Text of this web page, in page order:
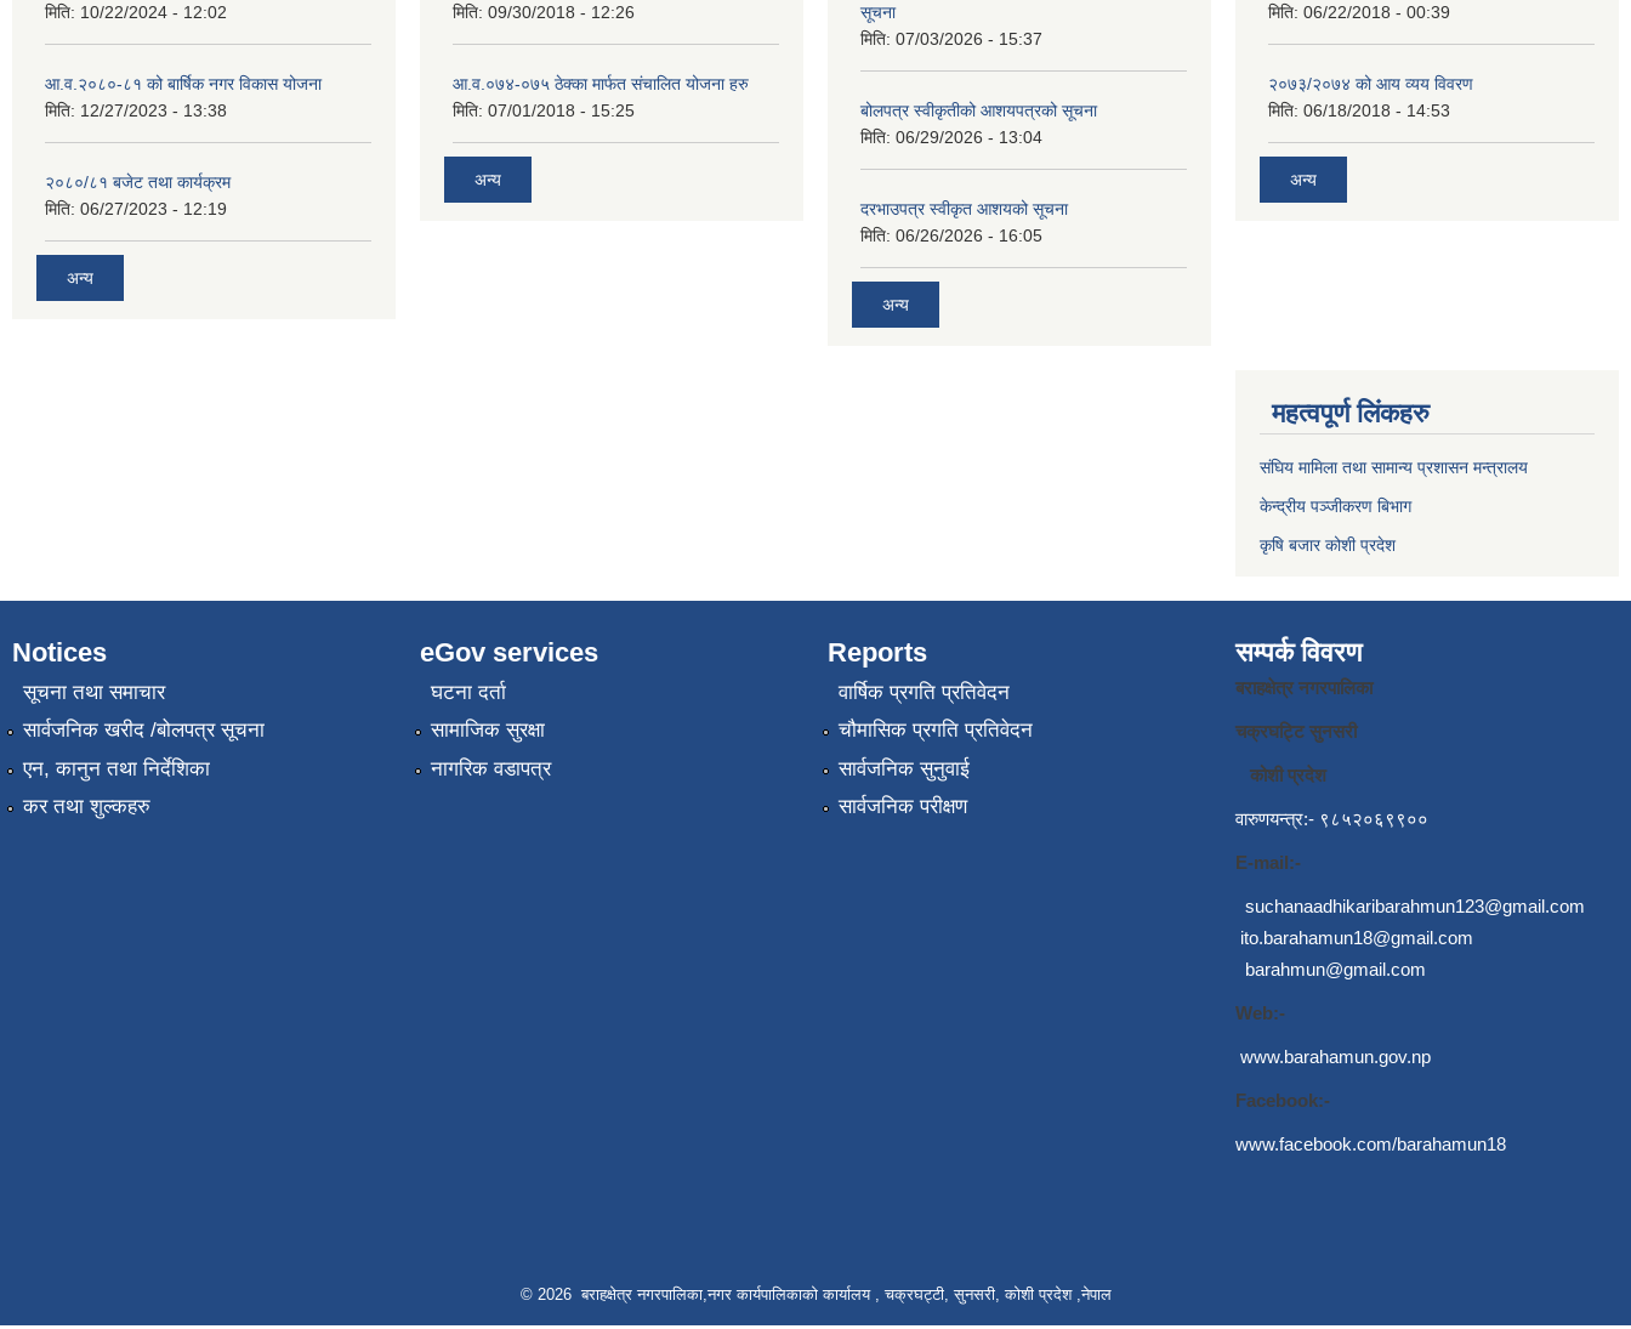
मिति: 10/22/2024 - 12:02
आ.व.२०८०-८१ को बार्षिक नगर विकास योजना
मिति: 12/27/2023 - 13:38
२०८०/८१ बजेट तथा कार्यक्रम
मिति: 06/27/2023 - 12:19
अन्य
मिति: 09/30/2018 - 12:26
आ.व.०७४-०७५ ठेक्का मार्फत संचालित योजना हरु
मिति: 07/01/2018 - 15:25
अन्य
सूचना
मिति: 07/03/2026 - 15:37
बोलपत्र स्वीकृतीको आशयपत्रको सूचना
मिति: 06/29/2026 - 13:04
दरभाउपत्र स्वीकृत आशयको सूचना
मिति: 06/26/2026 - 16:05
अन्य
मिति: 06/22/2018 - 00:39
२०७३/२०७४ को आय व्यय विवरण
मिति: 06/18/2018 - 14:53
अन्य
महत्वपूर्ण लिंकहरु
संघिय मामिला तथा सामान्य प्रशासन मन्त्रालय
केन्द्रीय पञ्जीकरण बिभाग
कृषि बजार कोशी प्रदेश
Notices
सूचना तथा समाचार
सार्वजनिक खरीद /बोलपत्र सूचना
एन, कानुन तथा निर्देशिका
कर तथा शुल्कहरु
eGov services
घटना दर्ता
सामाजिक सुरक्षा
नागरिक वडापत्र
Reports
वार्षिक प्रगति प्रतिवेदन
चौमासिक प्रगति प्रतिवेदन
सार्वजनिक सुनुवाई
सार्वजनिक परीक्षण
सम्पर्क विवरण
बराहक्षेत्र नगरपालिका
चक्रघट्टि सुनसरी
कोशी प्रदेश
वारुणयन्त्र:- ९८५२०६९९००
E-mail:-
suchanaadhikaribarahmun123@gmail.com
ito.barahamun18@gmail.com
barahmun@gmail.com
Web:-
www.barahamun.gov.np
Facebook:-
www.facebook.com/barahamun18
© 2026 बराहक्षेत्र नगरपालिका,नगर कार्यपालिकाको कार्यालय , चक्रघट्टी, सुनसरी, कोशी प्रदेश ,नेपाल